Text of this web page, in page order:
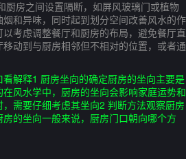
厨房之间设置隔断，如屏风玻璃门或植物
和异味，同时起到划分空间改善风水的作
考虑调整餐厅和厨房的布局，避免餐厅直
动到与厨房相邻但不相对的位置，或者通
解释1 厨房坐向的确定厨房的坐向主要是
风水学中，厨房的坐向会影响家庭运势和
需要仔细考虑其坐向2 判断方法观察厨房
的坐向一般来说，厨房门口朝向哪个方